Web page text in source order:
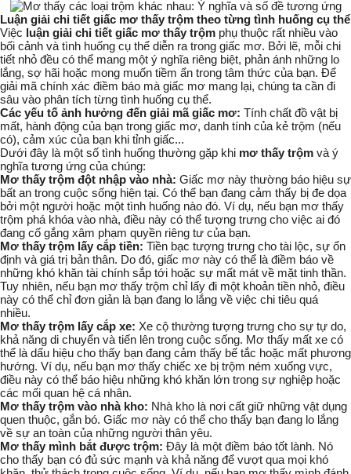
Luận giải chi tiết giấc mơ thấy trộm theo từng tình huống cụ thể
Việc luận giải chi tiết giấc mơ thấy trộm phụ thuộc rất nhiều vào
bối cảnh và tình huống cụ thể diễn ra trong giấc mơ. Bởi lẽ, mỗi chi
tiết nhỏ đều có thể mang một ý nghĩa riêng biệt, phản ánh những lo
lắng, sợ hãi hoặc mong muốn tiềm ẩn trong tâm thức của bạn. Để
giải mã chính xác điềm báo mà giấc mơ mang lại, chúng ta cần đi
sâu vào phân tích từng tình huống cụ thể.
Các yếu tố ảnh hưởng đến giải mã giấc mơ: Tính chất đồ vật bị
mất, hành động của bạn trong giấc mơ, danh tính của kẻ trộm (nếu
có), cảm xúc của bạn khi tỉnh giấc...
Dưới đây là một số tình huống thường gặp khi mơ thấy trộm và ý
nghĩa tương ứng của chúng:
Mơ thấy trộm đột nhập vào nhà: Giấc mơ này thường báo hiệu sự
bất an trong cuộc sống hiện tại. Có thể bạn đang cảm thấy bị đe dọa
bởi một người hoặc một tình huống nào đó. Ví dụ, nếu bạn mơ thấy
trộm phá khóa vào nhà, điều này có thể tượng trưng cho việc ai đó
đang cố gắng xâm phạm quyền riêng tư của bạn.
Mơ thấy trộm lấy cắp tiền: Tiền bạc tượng trưng cho tài lộc, sự ổn
định và giá trị bản thân. Do đó, giấc mơ này có thể là điềm báo về
những khó khăn tài chính sắp tới hoặc sự mất mát về mặt tinh thần.
Tuy nhiên, nếu bạn mơ thấy trộm chỉ lấy đi một khoản tiền nhỏ, điều
này có thể chỉ đơn giản là bạn đang lo lắng về việc chi tiêu quá
nhiều.
Mơ thấy trộm lấy cắp xe: Xe cộ thường tượng trưng cho sự tự do,
khả năng di chuyển và tiến lên trong cuộc sống. Mơ thấy mất xe có
thể là dấu hiệu cho thấy bạn đang cảm thấy bế tắc hoặc mất phương
hướng. Ví dụ, nếu bạn mơ thấy chiếc xe bị trộm ném xuống vực,
điều này có thể báo hiệu những khó khăn lớn trong sự nghiệp hoặc
các mối quan hệ cá nhân.
Mơ thấy trộm vào nhà kho: Nhà kho là nơi cất giữ những vật dụng
quen thuộc, gắn bó. Giấc mơ này có thể cho thấy bạn đang lo lắng
về sự an toàn của những người thân yêu.
Mơ thấy mình bắt được trộm: Đây là một điềm báo tốt lành. Nó
cho thấy bạn có đủ sức mạnh và khả năng để vượt qua mọi khó